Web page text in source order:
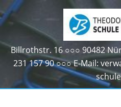
Billrothstr. 16 ○○○ 90482
231 157 90 ○○○ E-Mail: